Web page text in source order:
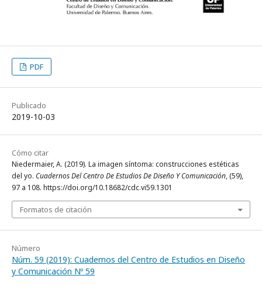
PDF
Publicado
2019-10-03
Cómo citar
Niedermaier, A. (2019). La imagen síntoma: construcciones estéticas
del yo. Cuadernos Del Centro De Estudios De Diseño Y Comunicación, (59),
97 a 108. https://doi.org/10.18682/cdc.vi59.1301
Formatos de citación
Número
Núm. 59 (2019): Cuadernos del Centro de Estudios en Diseño
y Comunicación Nº 59